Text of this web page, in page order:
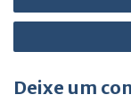
de
Deixe um